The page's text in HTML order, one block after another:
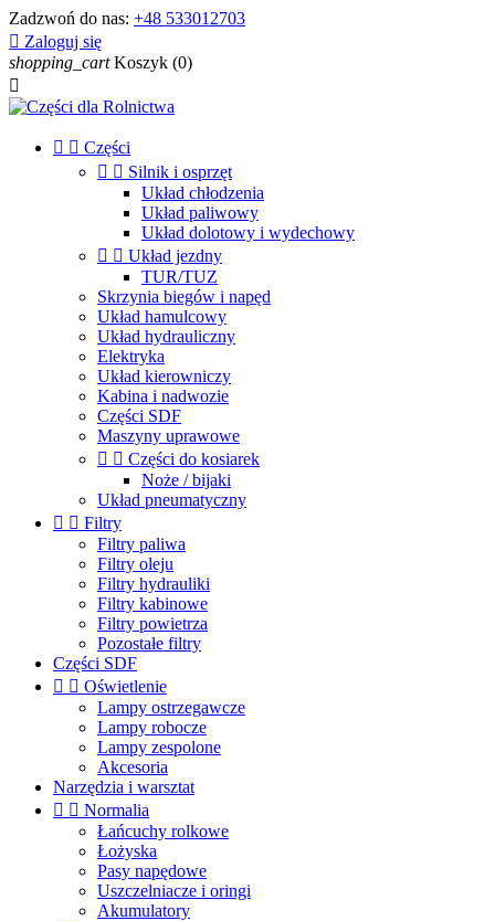
Zadzwoń do nas: +48 533012703
 Zaloguj się
shopping_cart Koszyk (0)

  Części
  Silnik i osprzęt
Układ chłodzenia
Układ paliwowy
Układ dolotowy i wydechowy
  Układ jezdny
TUR/TUZ
Skrzynia biegów i napęd
Układ hamulcowy
Układ hydrauliczny
Elektryka
Układ kierowniczy
Kabina i nadwozie
Części SDF
Maszyny uprawowe
  Części do kosiarek
Noże / bijaki
Układ pneumatyczny
  Filtry
Filtry paliwa
Filtry oleju
Filtry hydrauliki
Filtry kabinowe
Filtry powietrza
Pozostałe filtry
Części SDF
  Oświetlenie
Lampy ostrzegawcze
Lampy robocze
Lampy zespolone
Akcesoria
Narzędzia i warsztat
  Normalia
Łańcuchy rolkowe
Łożyska
Pasy napędowe
Uszczelniacze i oringi
Akumulatory